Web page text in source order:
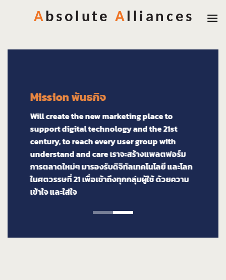
Mission พันธกิจ
Will create the new marketing place to
support digital technology and the 21st
century, to reach every user group with
understand and care เราจะสร้างแพลตฟอร์ม
การตลาดใหม่ๆ มารองรับดิจิทัลเทคโนโลยี และโลก
ในศตวรรษที่ 21 เพื่อเข้าถึงทุกกลุ่มผู้ใช้ ด้วยความ
เข้าใจ และใส่ใจ